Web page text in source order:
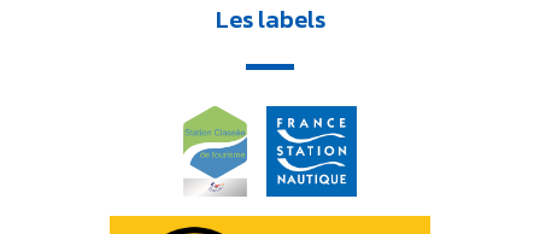
Les labels